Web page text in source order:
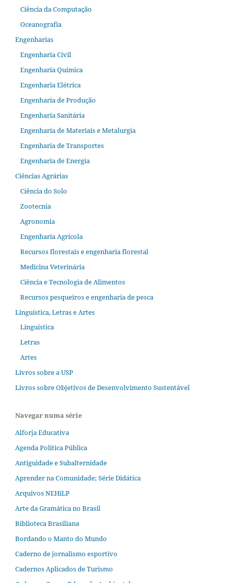
Ciência da Computação
Oceanografia
Engenharias
Engenharia Civil
Engenharia Química
Engenharia Elétrica
Engenharia de Produção
Engenharia Sanitária
Engenharia de Materiais e Metalurgia
Engenharia de Transportes
Engenharia de Energia
Ciências Agrárias
Ciência do Solo
Zootecnia
Agronomia
Engenharia Agrícola
Recursos florestais e engenharia florestal
Medicina Veterinária
Ciência e Tecnologia de Alimentos
Recursos pesqueiros e engenharia de pesca
Linguística, Letras e Artes
Linguística
Letras
Artes
Livros sobre a USP
Livros sobre Objetivos de Desenvolvimento Sustentável
Navegar numa série
Alforja Educativa
Agenda Política Pública
Antiguidade e Subalternidade
Aprender na Comunidade; Série Didática
Arquivos NEHiLP
Arte da Gramática no Brasil
Biblioteca Brasiliana
Bordando o Manto do Mundo
Caderno de jornalismo esportivo
Cadernos Aplicados de Turismo